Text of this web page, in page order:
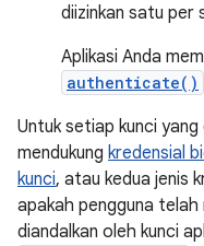
diizinkan satu per
Aplikasi Anda
authenticate()
Untuk setiap kunci
mendukung kredensial
kunci, atau kedua jenis
apakah pengguna telah
diandalkan oleh kunci